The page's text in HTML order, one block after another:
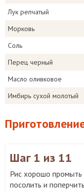
Лук репчатый
Морковь
Соль
Перец черный
Масло оливковое
Имбирь сухой молотый
Шаг 1 из 11
Рис хорошо промыть
посолить и